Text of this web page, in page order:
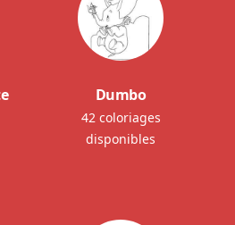
Dumbo
42 coloriages
disponibles